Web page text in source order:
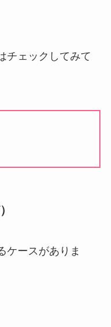
チェックしてみて
ケースがありま